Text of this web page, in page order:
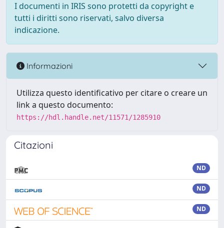
I documenti in IRIS sono protetti da copyright e
tutti i diritti sono riservati, salvo diversa
indicazione.
Informazioni
Utilizza questo identificativo per citare o creare un
link a questo documento:
https://hdl.handle.net/11571/1285910
Citazioni
ND
ND
ND